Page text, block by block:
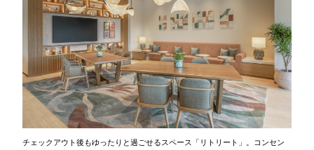
チェックアウト後もゆったりと過ごせるスペース「リトリート」。コンセン